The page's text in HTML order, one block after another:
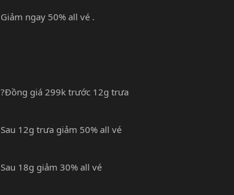
Giảm ngay 50% all vé .
?Đồng giá 299k trước 12g trưa
Sau 12g trưa giảm 50% all vé
Sau 18g giảm 30% all vé